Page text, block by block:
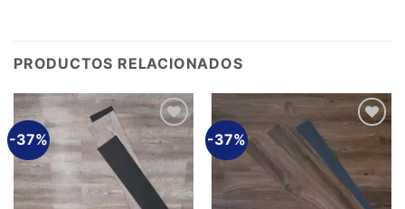
PRODUCTOS RELACIONADOS
-37%
Añadir
a la
lista de
deseos
-37%
Añadir
a la
lista de
deseos